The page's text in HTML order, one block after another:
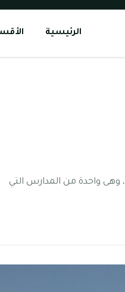
الرئيسية
مدرسة الأمانة الخاصة تعد الأمانة الخاصة واحدة من المدارس المرموقة التي قد تأسست عام 2004، وهى واحدة من المدارس التي